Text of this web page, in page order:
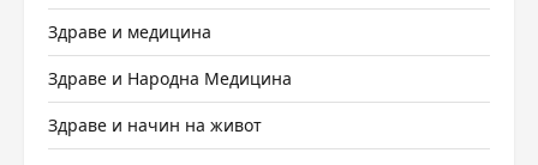
Здраве и медицина
Здраве и Народна Медицина
Здраве и начин на живот